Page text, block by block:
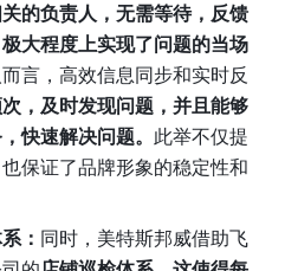
的负责人，无需等待，反馈
大程度上实现了问题的当场
言，高效信息同步和实时反
，及时发现问题，并且能够
快速解决问题。 此举不仅提
保证了品牌形象的稳定性和
： 同时，美特斯邦威借助飞